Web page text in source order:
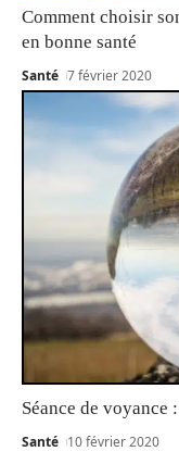
Comment choisir
en bonne santé
Santé 7 février 2020
Séance de
Santé 10 février 2020